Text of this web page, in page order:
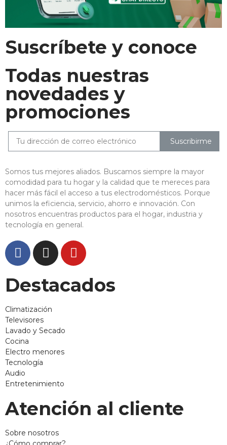
Suscríbete y conoce
Todas nuestras
novedades y
promociones
Suscribirme
Somos tus mejores aliados. Buscamos siempre la mayor
comodidad para tu hogar y la calidad que te mereces para
hacer más fácil el acceso a tus electrodomésticos. Porque
unimos la eficiencia, servicio, ahorro e innovación. Con
nosotros encuentras productos para el hogar, industria y
tecnología en general.
Destacados
Climatización
Televisores
Lavado y Secado
Cocina
Electro menores
Tecnología
Audio
Entretenimiento
Atención al cliente
Sobre nosotros